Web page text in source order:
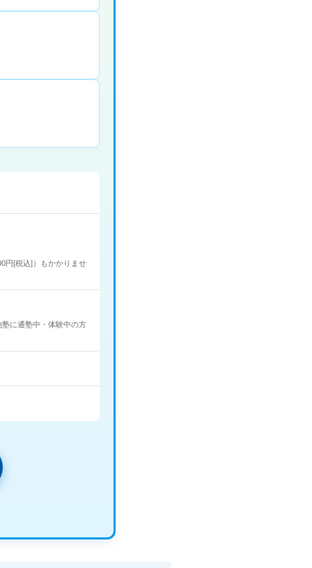
円[税込]）もかかりませ
に通塾中・体験中の方